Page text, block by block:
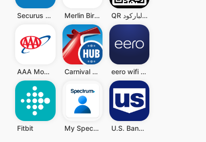
Securus Mobile Merlin Bird ID by Cornell Lab QR قارئ رمز - قارئ الباركود QR
AAA Mobile Carnival HUB eero wifi system
Fitbit My Spectrum U.S. Bank Mobile Banking